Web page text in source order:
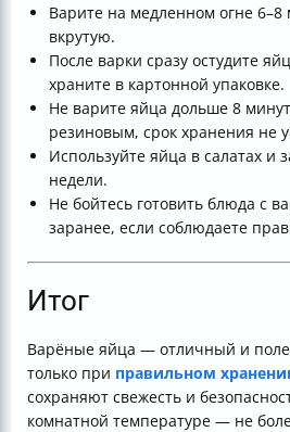
Варите на медленном огне 6–8
вкрутую.
После варки сразу остудите
храните в картонной упаковке.
Не варите яйца дольше 8
резиновым, срок хранения не
Используйте яйца в салатах и
недели.
Не бойтесь готовить блюда с
заранее, если соблюдаете
Итог
Варёные яйца — отличный и
только при правильном
сохраняют свежесть и
комнатной температуре — не